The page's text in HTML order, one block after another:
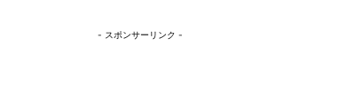
- スポンサーリンク -